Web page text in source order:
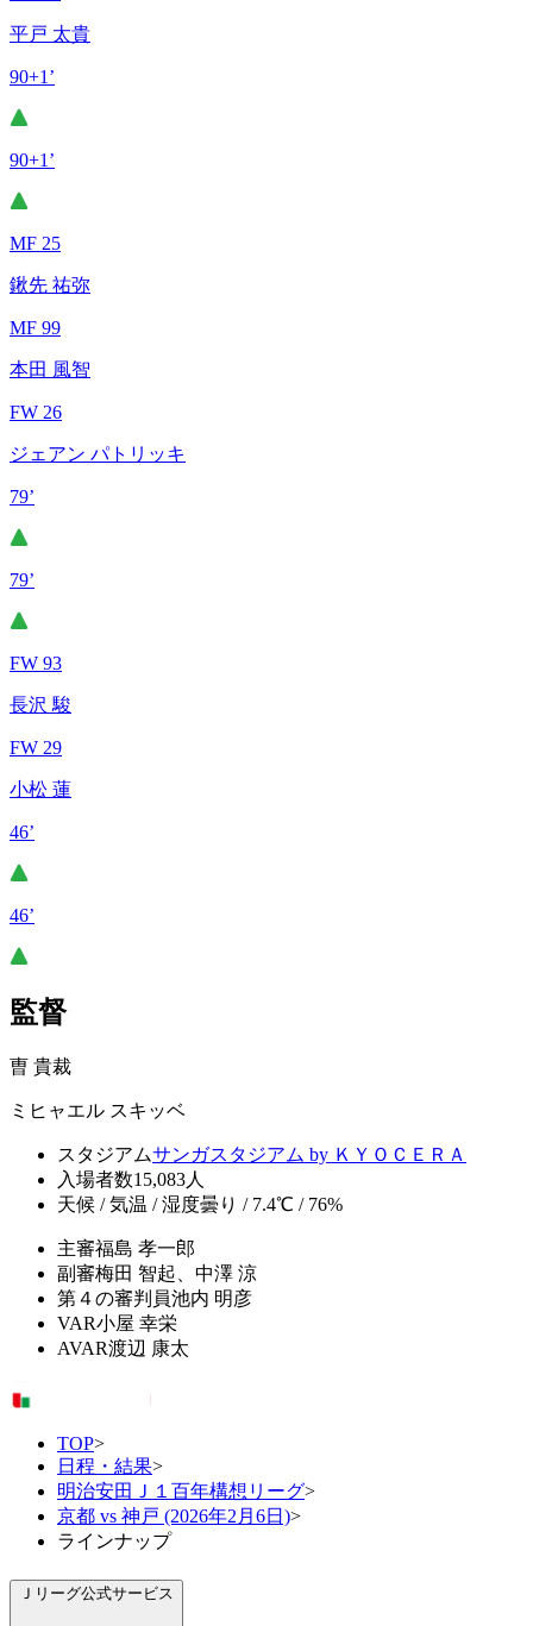
平戸 太貴
90+1’
90+1’
MF 25
鍬先 祐弥
MF 99
本田 風智
FW 26
ジェアン パトリッキ
79’
79’
FW 93
長沢 駿
FW 29
小松 蓮
46’
46’
監督
曺 貴裁
ミヒャエル スキッベ
スタジアムサンガスタジアム by ＫＹＯＣＥＲＡ
入場者数15,083人
天候 / 気温 / 湿度曇り / 7.4℃ / 76%
主審福島 孝一郎
副審梅田 智起、中澤 涼
第４の審判員池内 明彦
VAR小屋 幸栄
AVAR渡辺 康太
TOP>
日程・結果>
明治安田Ｊ１百年構想リーグ>
京都 vs 神戸 (2026年2月6日)>
ラインナップ
Ｊリーグ公式サービス